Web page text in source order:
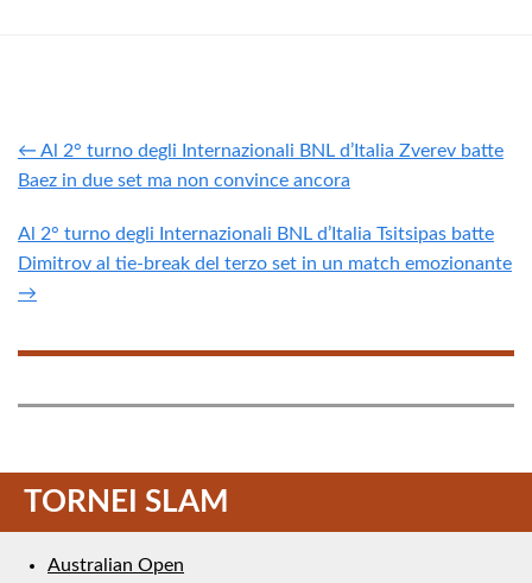
← Al 2° turno degli Internazionali BNL d’Italia Zverev batte
Baez in due set ma non convince ancora
Al 2° turno degli Internazionali BNL d’Italia Tsitsipas batte
Dimitrov al tie-break del terzo set in un match emozionante
→
TORNEI SLAM
Australian Open